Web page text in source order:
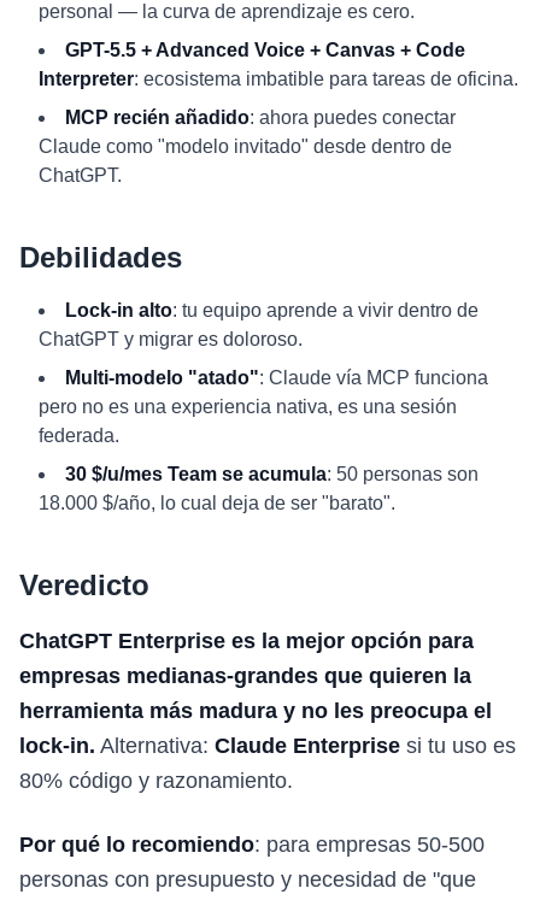
personal — la curva de aprendizaje es cero.
GPT-5.5 + Advanced Voice + Canvas + Code
Interpreter: ecosistema imbatible para tareas de oficina.
MCP recién añadido: ahora puedes conectar
Claude como "modelo invitado" desde dentro de
ChatGPT.
Debilidades
Lock-in alto: tu equipo aprende a vivir dentro de
ChatGPT y migrar es doloroso.
Multi-modelo "atado": Claude vía MCP funciona
pero no es una experiencia nativa, es una sesión
federada.
30 $/u/mes Team se acumula: 50 personas son
18.000 $/año, lo cual deja de ser "barato".
Veredicto
ChatGPT Enterprise es la mejor opción para
empresas medianas-grandes que quieren la
herramienta más madura y no les preocupa el
lock-in. Alternativa: Claude Enterprise si tu uso es
80% código y razonamiento.
Por qué lo recomiendo: para empresas 50-500
personas con presupuesto y necesidad de "que